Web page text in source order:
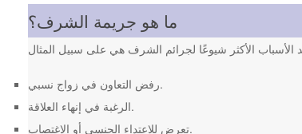
ما هو جريمة الشرف؟
رفض التعاون في زواج نسبي.
الرغبة في إنهاء العلاقة.
تعرض للاعتداء الجنسي أو الاغتصاب.